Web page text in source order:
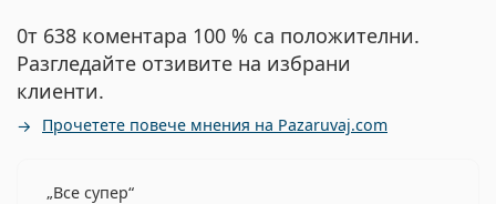
0т 638 коментара 100 % са положителни.
Разгледайте отзивите на избрани
клиенти.
Прочетете повече мнения на Pazaruvaj.com
Все супер